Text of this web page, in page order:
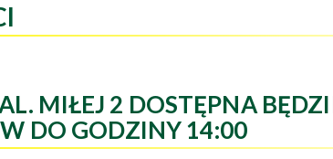
MIŁEJ 2 DOSTĘPNA
DO GODZINY 14:00